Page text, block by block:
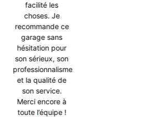
facilité les
choses. Je
recommande ce
garage sans
hésitation pour
son sérieux, son
professionnalisme
et la qualité de
son service.
Merci encore à
toute l’équipe !